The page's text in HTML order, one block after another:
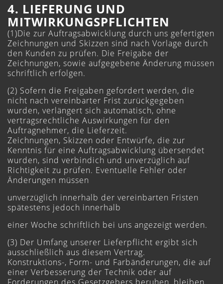
4. LIEFERUNG UND
MITWIRKUNGSPFLICHTEN
(1)Die zur Auftragsabwicklung durch uns gefertigten
Zeichnungen und Skizzen sind nach Vorlage durch
den Kunden zu prüfen. Die Freigabe der
Zeichnungen, sowie aufgegebene Änderung müssen
schriftlich erfolgen.
(2) Sofern die Freigaben gefordert werden, die
nicht nach vereinbarter Frist zurückgegeben
wurden, verlängert sich automatisch, ohne
vertragsrechtliche Auswirkungen für den
Auftragnehmer, die Lieferzeit.
Zeichnungen, Skizzen oder Entwürfe, die zur
Kenntnis für eine Auftragsabwicklung übersendet
wurden, sind verbindich und unverzüglich auf
Richtigkeit zu prüfen. Eventuelle Fehler oder
Änderungen müssen
unverzüglich innerhalb der vereinbarten Fristen
spätestens jedoch innerhalb
einer Woche schriftlich bei uns angezeigt werden.
(3) Der Umfang unserer Lieferpflicht ergibt sich
ausschließlich aus diesem Vertrag.
Konstruktions-, Form- und Farbänderungen, die auf
einer Verbesserung der Technik oder auf